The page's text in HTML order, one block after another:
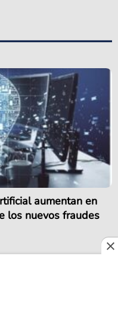
aumentan en
los nuevos fraudes